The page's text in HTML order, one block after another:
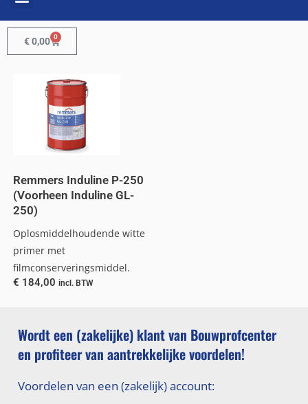
€0,00 0
Remmers Induline P-250
(Voorheen Induline GL-
250)
Oplosmiddelhoudende witte
primer met
filmconserveringsmiddel.
€ 184,00 incl. BTW
Wordt een (zakelijke) klant van Bouwprofcenter
en profiteer van aantrekkelijke voordelen!
Voordelen van een (zakelijk) account: